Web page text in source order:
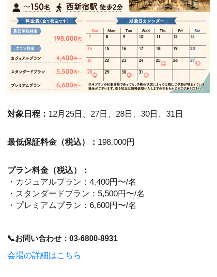
対象日程： 12月25日、27日、28日、30日、31日
最低保証料金（税込）： 198,000円
プラン料金（税込）：
・カジュアルプラン：4,400円〜/名
・スタンダードプラン：5,500円〜/名
・プレミアムプラン：6,600円〜/名
📞お問い合わせ：03-6800-8931
会場の詳細はこちら